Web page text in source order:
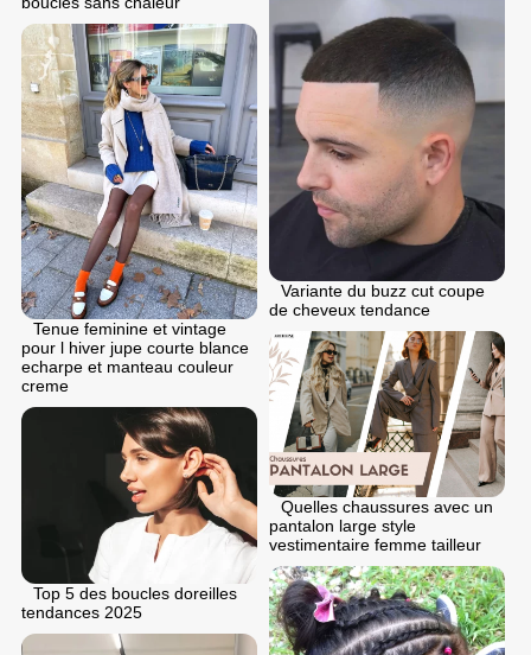
Variante du buzz cut coupe
de cheveux tendance
Tenue feminine et vintage
pour l hiver jupe courte blance
echarpe et manteau couleur
creme
Quelles chaussures avec un
pantalon large style
vestimentaire femme tailleur
Top 5 des boucles doreilles
tendances 2025